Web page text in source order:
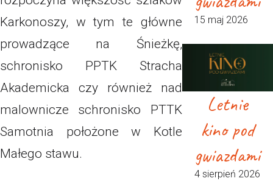
Karkonoszy, w tym te główne
prowadzące na Śnieżkę,
schronisko PPTK Stracha
Akademicka czy również nad
malownicze schronisko PTTK
Samotnia położone w Kotle
Małego stawu.
15 maj 2026
Letnie
kino pod
gwiazdami
4 sierpień 2026